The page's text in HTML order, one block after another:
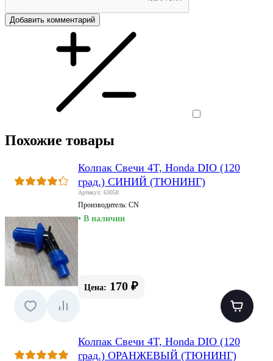
Добавить комментарий
Похожие товары
Колпак Свечи 4T, Honda DIO (120
град.) СИНИЙ (ТЮНИНГ)
Артикул: 63058
Производитель: CN
• В наличии
Цена: 170 ₽
Колпак Свечи 4T, Honda DIO (120
град.) ОРАНЖЕВЫЙ (ТЮНИНГ)